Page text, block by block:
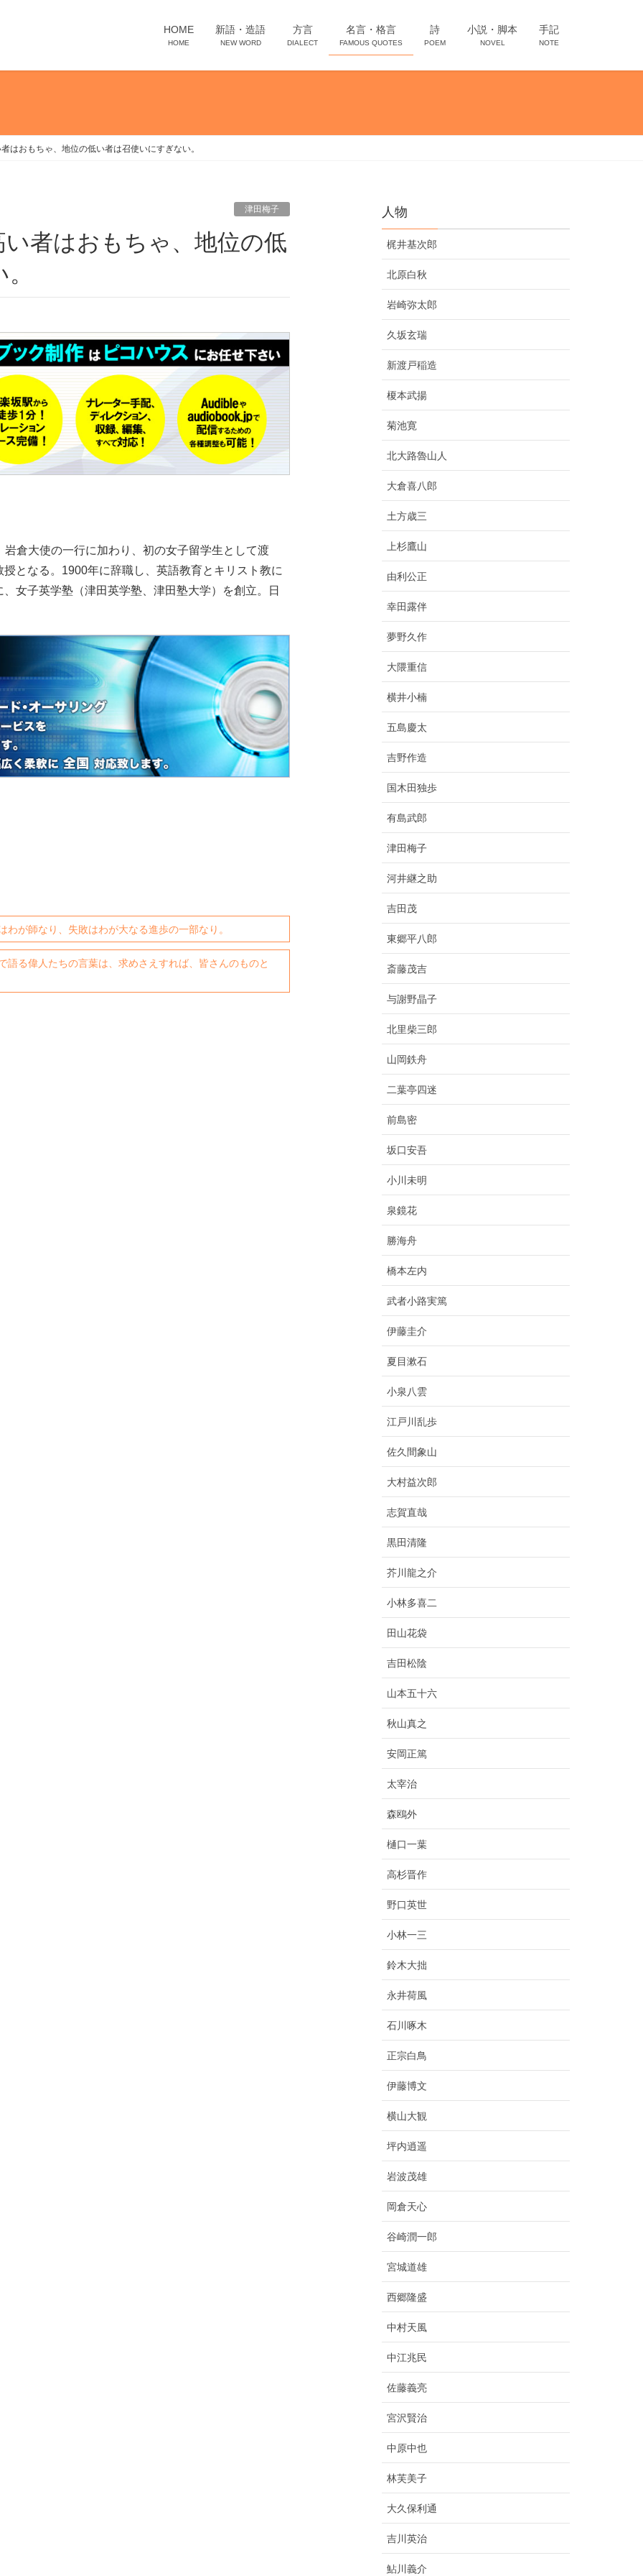
HOME
HOME
新語・造語
NEW WORD
方言
DIALECT
名言・格言
FAMOUS QUOTES
詩
POEM
小説・脚本
NOVEL
手記
NOTE
はおもちゃ、地位の低い者は召使いにすぎない。
津田梅子
倉大使の一行に加わり、初の女子留学生として渡
となる。1900年に辞職し、英語教育とキリスト教に
女子英学塾（津田英学塾、津田塾大学）を創立。日
が師なり、失敗はわが大なる進歩の一部なり。
語る偉人たちの言葉は、求めさえすれば、皆さんのものと
人物
梶井基次郎
北原白秋
岩崎弥太郎
久坂玄瑞
新渡戸稲造
榎本武揚
菊池寛
北大路魯山人
大倉喜八郎
土方歳三
上杉鷹山
由利公正
幸田露伴
夢野久作
大隈重信
横井小楠
五島慶太
吉野作造
国木田独歩
有島武郎
津田梅子
河井継之助
吉田茂
東郷平八郎
斎藤茂吉
与謝野晶子
北里柴三郎
山岡鉄舟
二葉亭四迷
前島密
坂口安吾
小川未明
泉鏡花
勝海舟
橋本左内
武者小路実篤
伊藤圭介
夏目漱石
小泉八雲
江戸川乱歩
佐久間象山
大村益次郎
志賀直哉
黒田清隆
芥川龍之介
小林多喜二
田山花袋
吉田松陰
山本五十六
秋山真之
安岡正篤
太宰治
森鴎外
樋口一葉
高杉晋作
野口英世
小林一三
鈴木大拙
永井荷風
石川啄木
正宗白鳥
伊藤博文
横山大観
坪内逍遥
岩波茂雄
岡倉天心
谷崎潤一郎
宮城道雄
西郷隆盛
中村天風
中江兆民
佐藤義亮
宮沢賢治
中原中也
林芙美子
大久保利通
吉川英治
鮎川義介